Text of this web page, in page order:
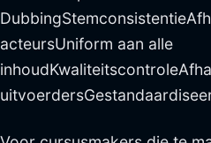
acteursUniform aan alle